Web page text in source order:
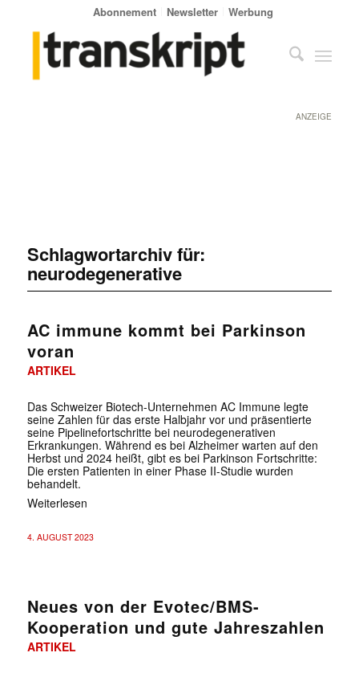
Abonnement Newsletter Werbung
ANZEIGE
Schlagwortarchiv für:
neurodegenerative
AC immune kommt bei Parkinson
voran
ARTIKEL
Das Schweizer Biotech-Unternehmen AC Immune legte
seine Zahlen für das erste Halbjahr vor und präsentierte
seine Pipelinefortschritte bei neurodegenerativen
Erkrankungen. Während es bei Alzheimer warten auf den
Herbst und 2024 heißt, gibt es bei Parkinson Fortschritte:
Die ersten Patienten in einer Phase II-Studie wurden
behandelt.
Weiterlesen
4. AUGUST 2023
Neues von der Evotec/BMS-
Kooperation und gute Jahreszahlen
ARTIKEL